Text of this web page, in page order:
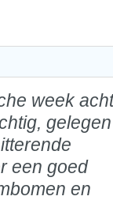
week
gelegen
een goed
en